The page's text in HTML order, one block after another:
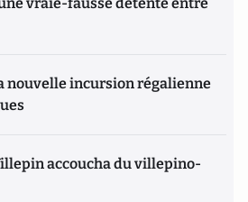
nouvelle incursion régalienne
accoucha du villepino-